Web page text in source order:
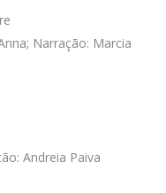
Narração: Marcia
Andreia Paiva